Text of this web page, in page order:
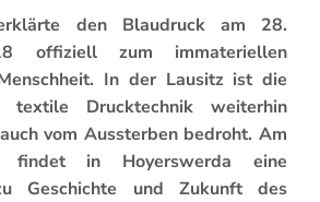
den Blaudruck am 28.
offiziell zum immateriellen
In der Lausitz ist die
textile Drucktechnik weiterhin
vom Aussterben bedroht. Am
findet in Hoyerswerda eine
Geschichte und Zukunft des